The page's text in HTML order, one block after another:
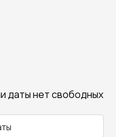
даты нет свободных